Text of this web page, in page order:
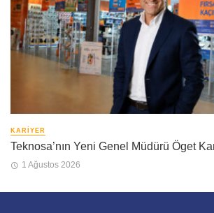
KARIYER
Teknosa’nın Yeni Genel Müdürü Öget
1 Ağustos 2026